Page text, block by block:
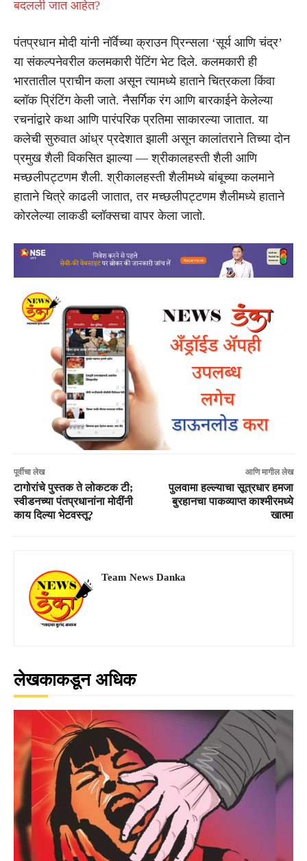
बदलली जात आहेत?
पंतप्रधान मोदी यांनी नॉर्वेच्या क्राउन प्रिन्सला ‘सूर्य आणि चंद्र’
या संकल्पनेवरील कलमकारी पेंटिंग भेट दिले. कलमकारी ही
भारतातील प्राचीन कला असून त्यामध्ये हाताने चित्रकला किंवा
ब्लॉक प्रिंटिंग केली जाते. नैसर्गिक रंग आणि बारकाईने केलेल्या
रचनांद्वारे कथा आणि पारंपरिक प्रतिमा साकारल्या जातात. या
कलेची सुरुवात आंध्र प्रदेशात झाली असून कालांतराने तिच्या दोन
प्रमुख शैली विकसित झाल्या — श्रीकालहस्ती शैली आणि
मच्छलीपट्टणम शैली. श्रीकालहस्ती शैलीमध्ये बांबूच्या कलमाने
हाताने चित्रे काढली जातात, तर मच्छलीपट्टणम शैलीमध्ये हाताने
कोरलेल्या लाकडी ब्लॉक्सचा वापर केला जातो.
पूर्वीचा लेख
टागोरांचे पुस्तक ते लोकटक टी;
स्वीडनच्या पंतप्रधानांना मोदींनी
काय दिल्या भेटवस्तू?
आणि मागील लेख
पुलवामा हल्ल्याचा सूत्रधार हमजा
बुरहानचा पाकव्याप्त काश्मीरमध्ये
खात्मा
Team News Danka
लेखकाकडून अधिक